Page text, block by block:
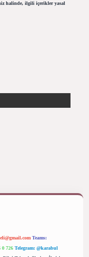
halinde, ilgili içerikler yasal
Teams:
0 726 Telegram: @karabul